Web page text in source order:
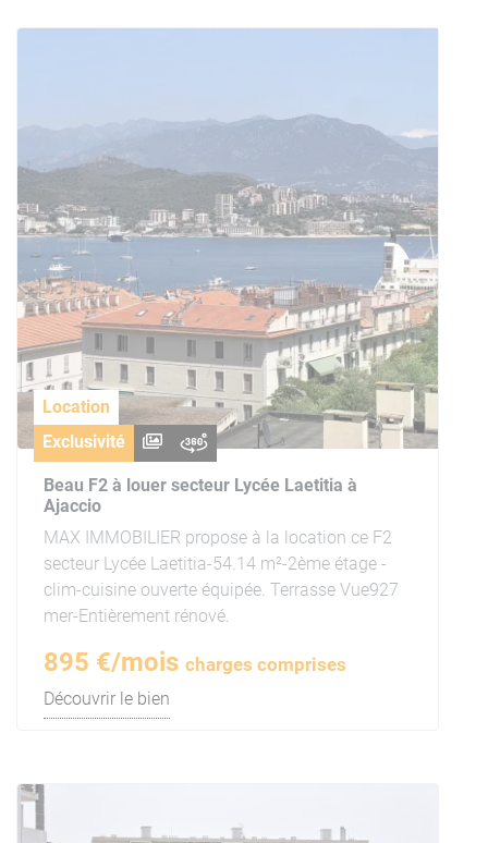
Location
Exclusivité
Beau F2 à louer secteur Lycée Laetitia à
Ajaccio
MAX IMMOBILIER propose à la location ce F2
secteur Lycée Laetitia-54.14 m²-2ème étage -
clim-cuisine ouverte équipée. Terrasse Vue927
mer-Entièrement rénové.
895 €/mois charges comprises
Découvrir le bien